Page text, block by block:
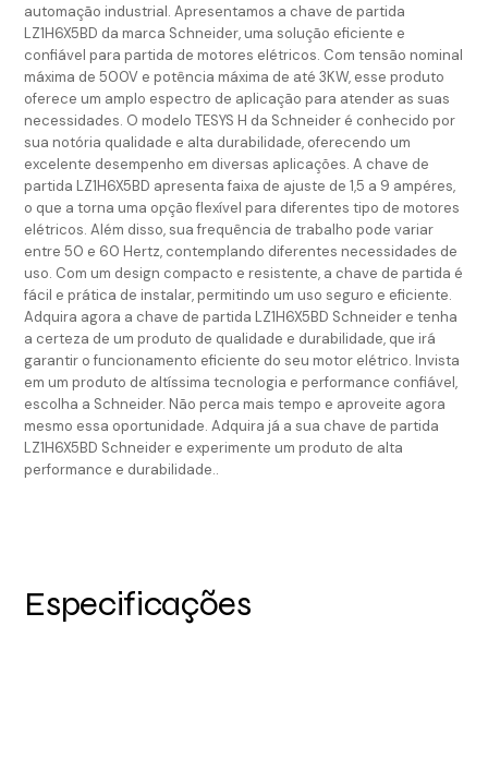
automação industrial. Apresentamos a chave de partida
LZ1H6X5BD da marca Schneider, uma solução eficiente e
confiável para partida de motores elétricos. Com tensão nominal
máxima de 500V e potência máxima de até 3KW, esse produto
oferece um amplo espectro de aplicação para atender as suas
necessidades. O modelo TESYS H da Schneider é conhecido por
sua notória qualidade e alta durabilidade, oferecendo um
excelente desempenho em diversas aplicações. A chave de
partida LZ1H6X5BD apresenta faixa de ajuste de 1,5 a 9 ampéres,
o que a torna uma opção flexível para diferentes tipo de motores
elétricos. Além disso, sua frequência de trabalho pode variar
entre 50 e 60 Hertz, contemplando diferentes necessidades de
uso. Com um design compacto e resistente, a chave de partida é
fácil e prática de instalar, permitindo um uso seguro e eficiente.
Adquira agora a chave de partida LZ1H6X5BD Schneider e tenha
a certeza de um produto de qualidade e durabilidade, que irá
garantir o funcionamento eficiente do seu motor elétrico. Invista
em um produto de altíssima tecnologia e performance confiável,
escolha a Schneider. Não perca mais tempo e aproveite agora
mesmo essa oportunidade. Adquira já a sua chave de partida
LZ1H6X5BD Schneider e experimente um produto de alta
performance e durabilidade..
Especificações